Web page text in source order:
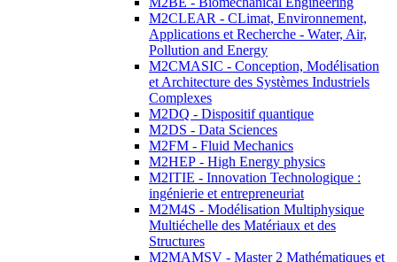
M2CLEAR - CLimat, Environnement,
Applications et Recherche - Water, Air,
Pollution and Energy
M2CMASIC - Conception, Modélisation
et Architecture des Systèmes Industriels
Complexes
M2DQ - Dispositif quantique
M2DS - Data Sciences
M2FM - Fluid Mechanics
M2HEP - High Energy physics
M2ITIE - Innovation Technologique :
ingénierie et entrepreneuriat
M2M4S - Modélisation Multiphysique
Multiéchelle des Matériaux et des
Structures
M2MAMSV - Master 2 Mathématiques et